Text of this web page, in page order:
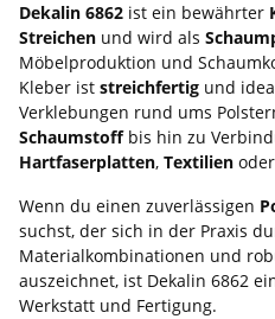
Dekalin 6862 ist ein bewährter
Streichen und wird als
Möbelproduktion und
Kleber ist streichfertig und
Verklebungen rund ums
Schaumstoffbis hin zu
Hartfaserplatten, Textilien oder
Wenn du einen zuverlässigen
suchst, der sich in der Praxis
Materialkombinationen und
auszeichnet, ist Dekalin 6862
Werkstatt und Fertigung.